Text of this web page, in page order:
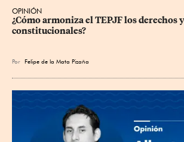
OPINIÓN
¿Cómo armoniza el TEPJF los derechos
constitucionales?
Por Felipe de la Mata Pizaña